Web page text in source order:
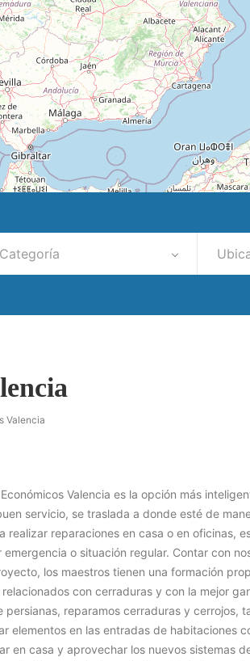
Categoría
Valencia
Valencia es la opción más
servicio, se traslada a donde esté de
realizar reparaciones en casa o en oficinas,
emergencia o situación regular. Contar con
los maestros tienen una formación
con cerraduras y con la mejor
persianas, reparamos cerraduras y cerrojos,
elementos en las entradas de habitaciones
en casa y aprovechar los nuevos sistemas